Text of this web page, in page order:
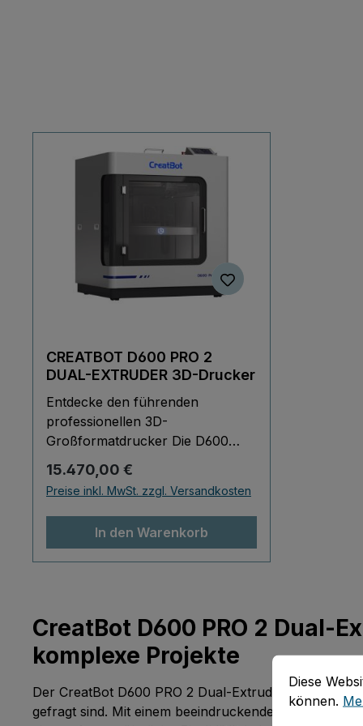
CREATBOT D600 PRO 2
DUAL-EXTRUDER 3D-Drucker
Entdecke den führenden
professionellen 3D-
Großformatdrucker Die D600
Pro-Serie von Creatbot ist
nachweislich einer der weltweit
beliebtesten professionellen 3D-
Großformatdrucker. Der D600
wurde bereits vor 6 Jahren auf
dem Markt eingeführt und ständig
Bedürfnisse und des Feedbacks
der Benutzer ständig
weiterentwickelt und optimiert. So
Verbesserungen an den
Produktdetails vorgenommen,
Regulärer Preis:
15.470,00 €
Preise inkl. MwSt. zzgl. Versandkosten
In den Warenkorb
CreatBot D600 PRO 2 Dual-
komplexe Projekte
Der CreatBot D600 PRO 2 Dual-Extruder 3D-
gefragt sind. Mit einem beeindruckenden
Cookie-
Diese
Diese
können.